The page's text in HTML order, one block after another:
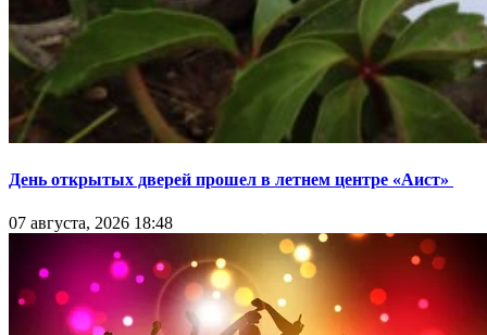
День открытых дверей прошел в летнем центре «Аист»
07 августа, 2026 18:48